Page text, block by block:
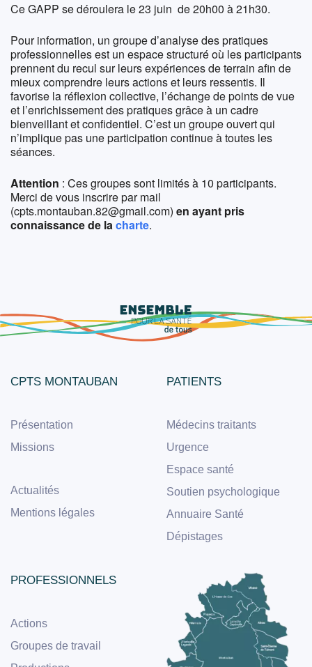
Ce GAPP se déroulera le 23 juin de 20h00 à 21h30.
Pour information, un groupe d’analyse des pratiques
professionnelles est un espace structuré où les participants
prennent du recul sur leurs expériences de terrain afin de
mieux comprendre leurs actions et leurs ressentis. Il
favorise la réflexion collective, l’échange de points de vue
et l’enrichissement des pratiques grâce à un cadre
bienveillant et confidentiel. C’est un groupe ouvert qui
n’implique pas une participation continue à toutes les
séances.
Attention : Ces groupes sont limités à 10 participants.
Merci de vous inscrire par mail
(cpts.montauban.82@gmail.com) en ayant pris
connaissance de lacharte.
CPTS MONTAUBAN
Présentation
Missions
Actualités
Mentions légales
PATIENTS
Médecins traitants
Urgence
Espace santé
Soutien psychologique
Annuaire Santé
Dépistages
PROFESSIONNELS
Actions
Groupes de travail